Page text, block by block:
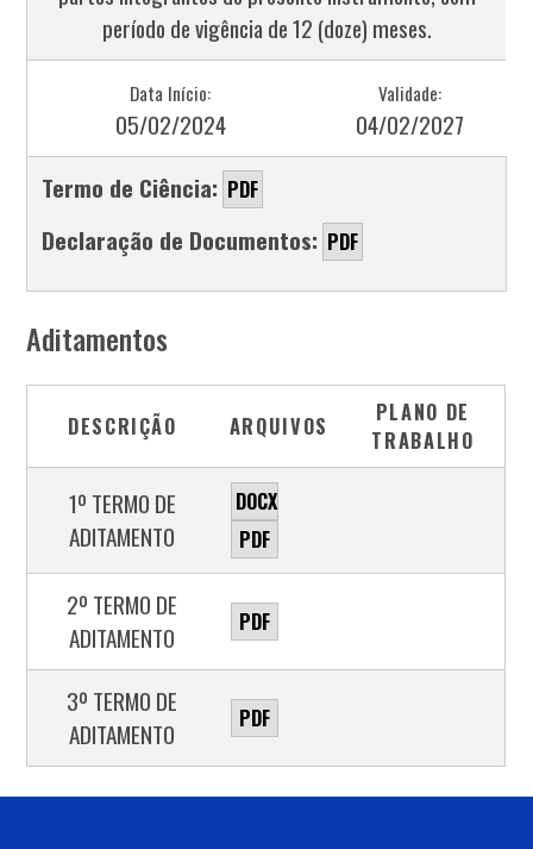
período de vigência de 12 (doze) meses.
Data Início:
05/02/2024
Validade:
04/02/2027
Termo de Ciência: PDF
Declaração de Documentos: PDF
Aditamentos
DESCRIÇÃO ARQUIVOS
PLANO DE
TRABALHO
1º TERMO DE
ADITAMENTO
DOCX
PDF
2º TERMO DE
ADITAMENTO
PDF
3º TERMO DE
ADITAMENTO
PDF